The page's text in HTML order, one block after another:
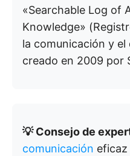
«Searchable Log of
Knowledge»
la comunicación y
creado en 2009 por
💡 Consejo de
comunicación eficaz